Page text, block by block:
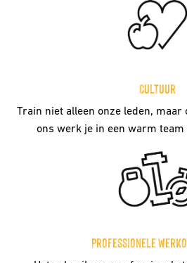
Cultuur
Train niet alleen onze leden, maar
ons werk je in een warm
Professionele